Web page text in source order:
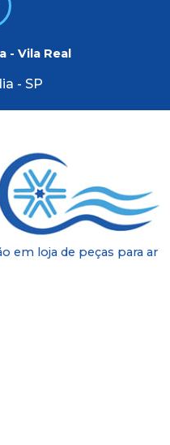
- Vila Real
- SP
em loja de peças para ar